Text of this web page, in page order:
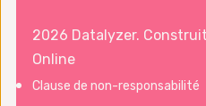
2026 Datalyzer.
Online
Clause de non-responsabilité